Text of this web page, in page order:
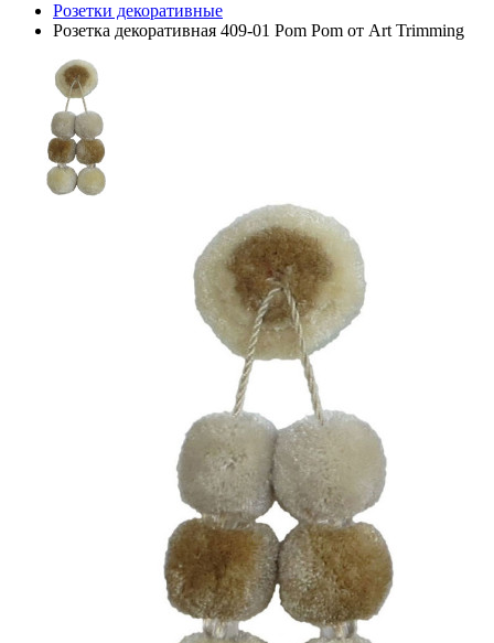
Розетки декоративные
Розетка декоративная 409-01 Pom Pom от Art Trimming